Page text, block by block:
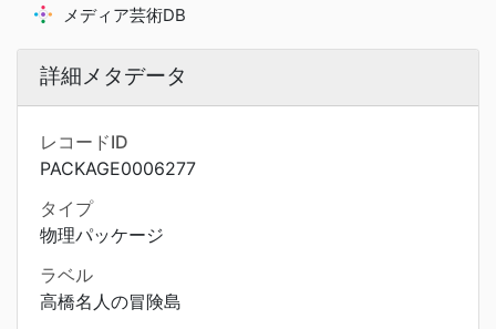
メディア芸術DB
詳細メタデータ
レコードID
PACKAGE0006277
タイプ
物理パッケージ
ラベル
高橋名人の冒険島